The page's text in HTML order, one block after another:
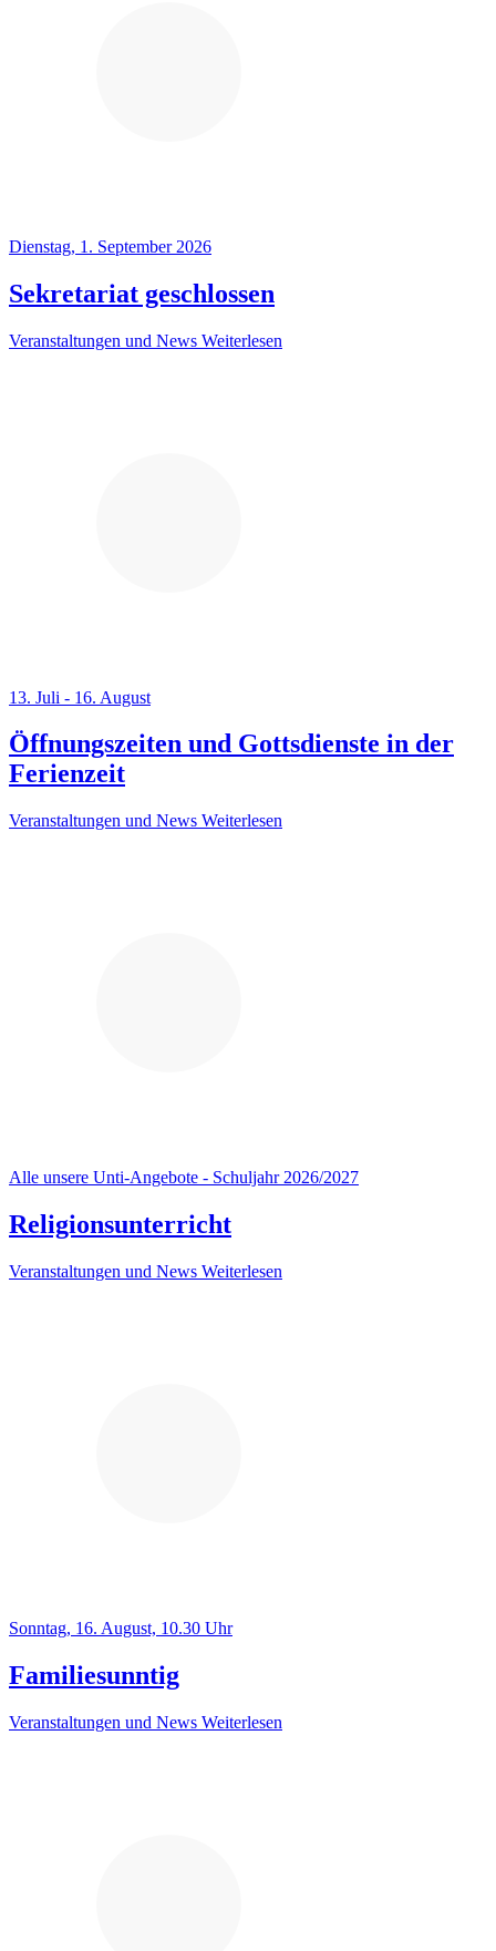
Dienstag, 1. September 2026
Sekretariat geschlossen
Veranstaltungen und News Weiterlesen
13. Juli - 16. August
Öffnungszeiten und Gottsdienste in der
Ferienzeit
Veranstaltungen und News Weiterlesen
Alle unsere Unti-Angebote - Schuljahr 2026/2027
Religionsunterricht
Veranstaltungen und News Weiterlesen
Sonntag, 16. August, 10.30 Uhr
Familiesunntig
Veranstaltungen und News Weiterlesen